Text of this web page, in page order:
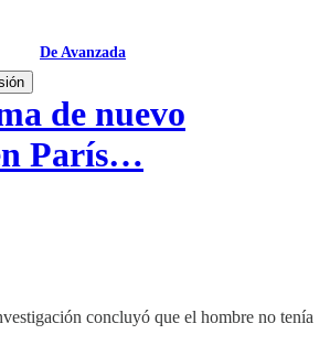
De Avanzada
de nuevo
París…
concluyó que el hombre no tenía